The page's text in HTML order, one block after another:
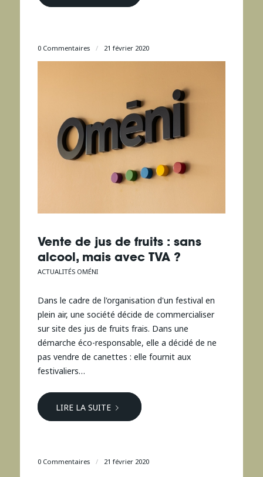
0 Commentaires / 21 février 2020
Vente de jus de fruits : sans
alcool, mais avec TVA ?
ACTUALITÉS OMÉNI
Dans le cadre de l'organisation d'un festival en
plein air, une société décide de commercialiser
sur site des jus de fruits frais. Dans une
démarche éco-responsable, elle a décidé de ne
pas vendre de canettes : elle fournit aux
festivaliers…
LIRE LA SUITE
0 Commentaires / 21 février 2020